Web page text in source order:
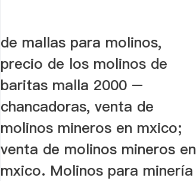
de mallas para molinos,
precio de los molinos de
baritas malla 2000 –
chancadoras, venta de
molinos mineros en mxico;
venta de molinos mineros en
mxico. Molinos para minería